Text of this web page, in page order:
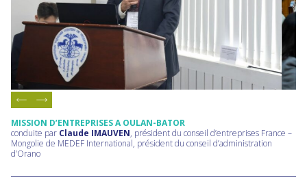
MISSION D’ENTREPRISES A OULAN-BATOR
conduite par Claude IMAUVEN, président du conseil d’entreprises France –
Mongolie de MEDEF International, président du conseil d’administration
d’Orano